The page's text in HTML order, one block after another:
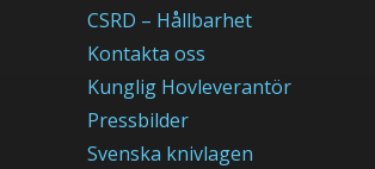
CSRD – Hållbarhet
Kontakta oss
Kunglig Hovleverantör
Pressbilder
Svenska knivlagen